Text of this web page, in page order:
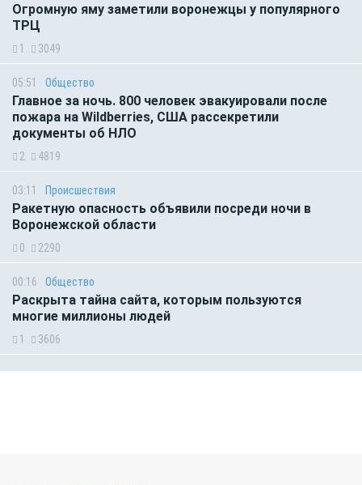
Огромную яму заметили воронежцы у популярного
ТРЦ
1 3049
05:51 Общество
Главное за ночь. 800 человек эвакуировали после
пожара на Wildberries, США рассекретили
документы об НЛО
2 4819
03:11 Происшествия
Ракетную опасность объявили посреди ночи в
Воронежской области
0 2290
00:16 Общество
Раскрыта тайна сайта, которым пользуются
многие миллионы людей
1 3606